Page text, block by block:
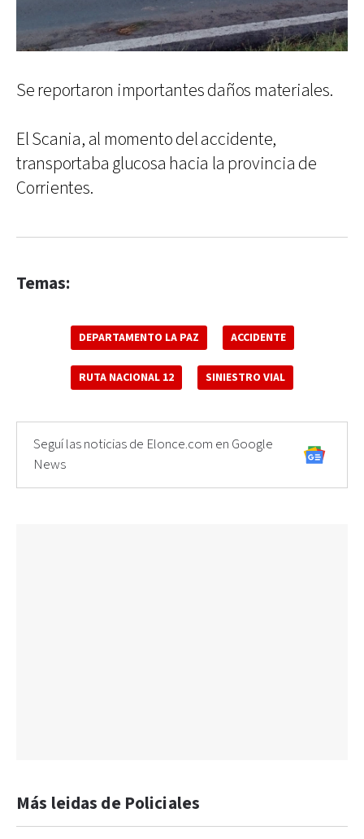
Se reportaron importantes daños materiales.
El Scania, al momento del accidente,
transportaba glucosa hacia la provincia de
Corrientes.
Temas:
DEPARTAMENTO LA PAZ ACCIDENTE
RUTA NACIONAL 12 SINIESTRO VIAL
Seguí las noticias de Elonce.com en Google
News
Más leidas de Policiales